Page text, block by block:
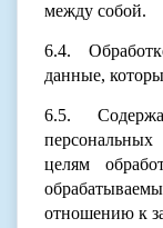
между собой.
6.4.
данные,
6.5.
целям
отношению к